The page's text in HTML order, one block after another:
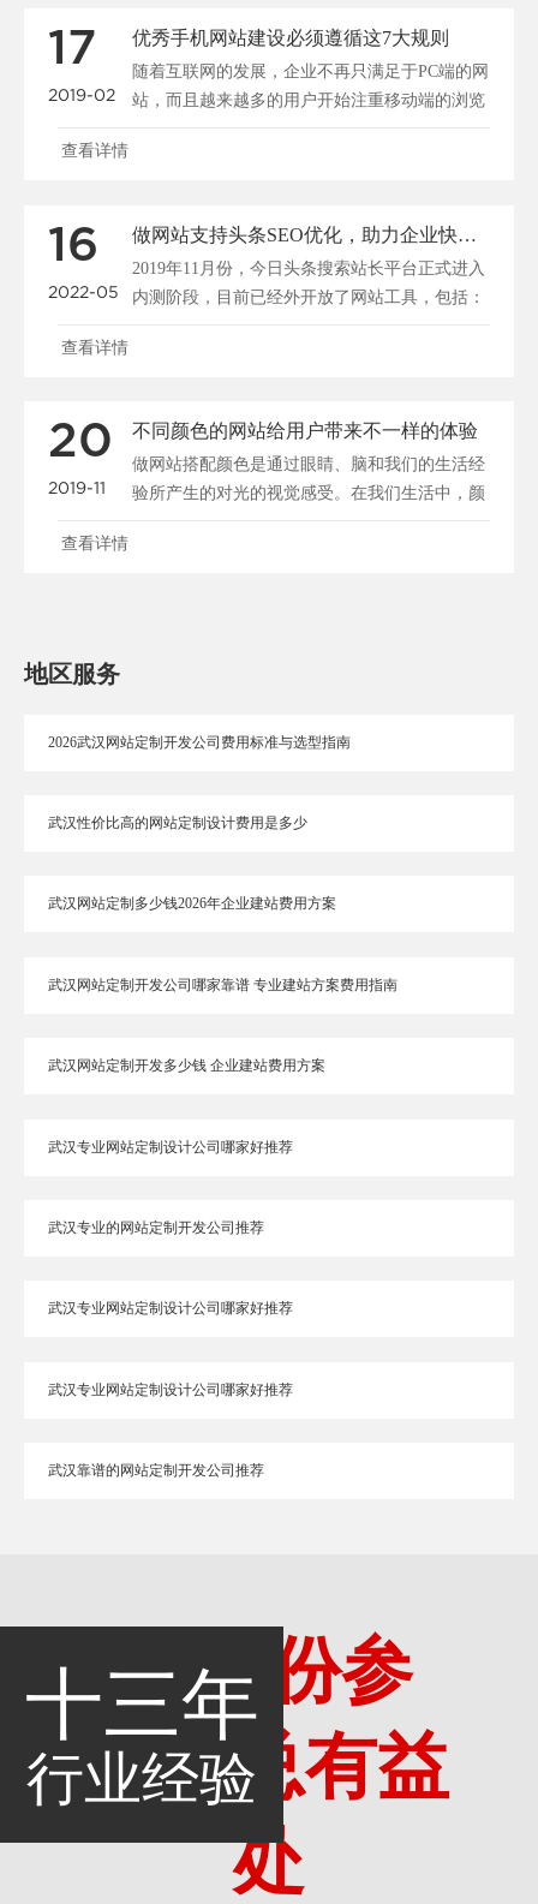
17
2019-02
优秀手机网站建设必须遵循这7大规则
随着互联网的发展，企业不再只满足于PC端的网
站，而且越来越多的用户开始注重移动端的浏览
和搜索，所以说......
查看详情
16
2022-05
做网站支持头条SEO优化，助力企业快速布局移动端全网搜索
2019年11月份，今日头条搜索站长平台正式进入
内测阶段，目前已经外开放了网站工具，包括：
站点管理、......
查看详情
20
2019-11
不同颜色的网站给用户带来不一样的体验
做网站搭配颜色是通过眼睛、脑和我们的生活经
验所产生的对光的视觉感受。在我们生活中，颜
色和人的情绪是密......
查看详情
地区服务
2026武汉网站定制开发公司费用标准与选型指南
武汉性价比高的网站定制设计费用是多少
武汉网站定制多少钱2026年企业建站费用方案
武汉网站定制开发公司哪家靠谱 专业建站方案费用指南
武汉网站定制开发多少钱 企业建站费用方案
武汉专业网站定制设计公司哪家好推荐
武汉专业的网站定制开发公司推荐
武汉专业网站定制设计公司哪家好推荐
武汉专业网站定制设计公司哪家好推荐
武汉靠谱的网站定制开发公司推荐
十三年
行业经验
多一份参
考，总有益
处